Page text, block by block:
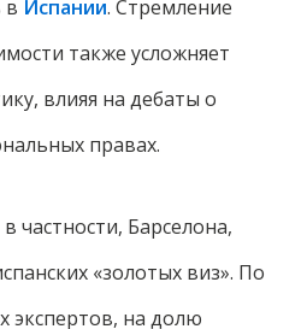
в Испании. Стремление
также усложняет
влияя на дебаты о
правах.
частности, Барселона,
«золотых виз». По
экспертов, на долю